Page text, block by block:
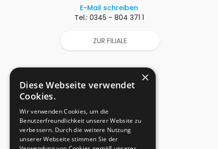
E-Mail schreiben
Tel.: 0345 - 804 371 1
ZUR FILIALE
×
Diese Webseite verwendet
Cookies.
Wir verwenden Cookies, um die
Benutzerfreundlichkeit unserer Website zu
verbessern. Durch die weitere Nutzung
unserer Webseite stimmen Sie der